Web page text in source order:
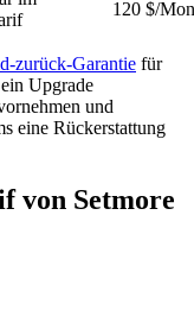
120 $/
zurück-Garantie für
Upgrade
und
eine Rückerstattung
von Setmore